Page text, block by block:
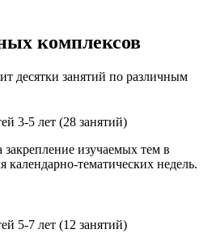
комплексов
десятки занятий по различным
3-5 лет (28 занятий)
изучаемых тем в
календарно-тематических недель.
5-7 лет (12 занятий)